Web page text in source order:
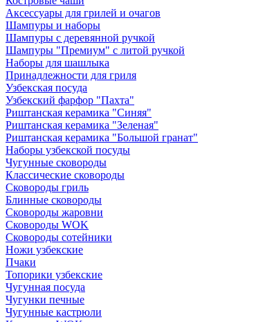
Аксессуары для грилей и очагов
Шампуры и наборы
Шампуры с деревянной ручкой
Шампуры "Премиум" с литой ручкой
Наборы для шашлыка
Принадлежности для гриля
Узбекская посуда
Узбекский фарфор "Пахта"
Риштанская керамика "Синяя"
Риштанская керамика "Зеленая"
Риштанская керамика "Большой гранат"
Наборы узбекской посуды
Чугунные сковороды
Классические сковороды
Сковороды гриль
Блинные сковороды
Сковороды жаровни
Сковороды WOK
Сковороды сотейники
Ножи узбекские
Пчаки
Топорики узбекские
Чугунная посуда
Чугунки печные
Чугунные кастрюли